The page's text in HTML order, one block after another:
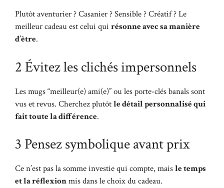
Plutôt aventurier ? Casanier ? Sensible ? Créatif ? Le
meilleur cadeau est celui qui résonne avec sa manière
d’être.
2 Évitez les clichés impersonnels
Les mugs “meilleur(e) ami(e)” ou les porte-clés banals sont
vus et revus. Cherchez plutôtle détail personnalisé qui
fait toute la différence.
3 Pensez symbolique avant prix
Ce n’est pas la somme investie qui compte, maisle temps
et la réflexionmis dans le choix du cadeau.